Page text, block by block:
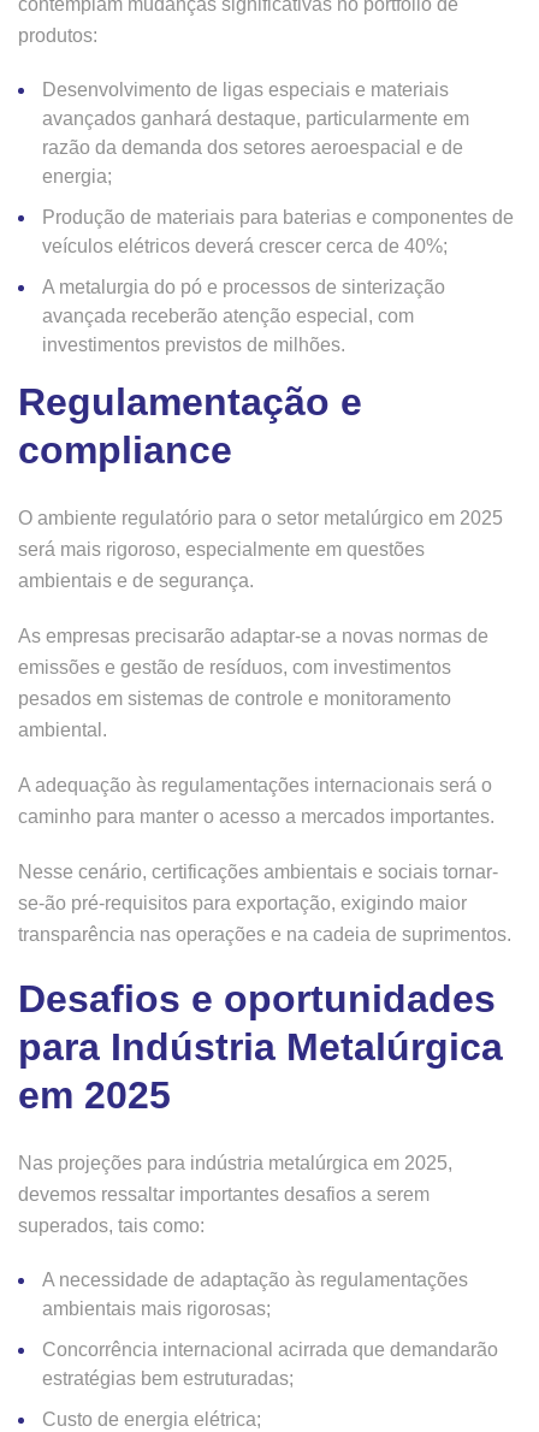
produtos:
Desenvolvimento de ligas especiais e materiais
avançados ganhará destaque, particularmente em
razão da demanda dos setores aeroespacial e de
energia;
Produção de materiais para baterias e componentes de
veículos elétricos deverá crescer cerca de 40%;
A metalurgia do pó e processos de sinterização
avançada receberão atenção especial, com
investimentos previstos de milhões.
Regulamentação e
compliance
O ambiente regulatório para o setor metalúrgico em 2025
será mais rigoroso, especialmente em questões
ambientais e de segurança.
As empresas precisarão adaptar-se a novas normas de
emissões e gestão de resíduos, com investimentos
pesados em sistemas de controle e monitoramento
ambiental.
A adequação às regulamentações internacionais será o
caminho para manter o acesso a mercados importantes.
Nesse cenário, certificações ambientais e sociais tornar-
se-ão pré-requisitos para exportação, exigindo maior
transparência nas operações e na cadeia de suprimentos.
Desafios e oportunidades
para Indústria Metalúrgica
em 2025
Nas projeções para indústria metalúrgica em 2025,
devemos ressaltar importantes desafios a serem
superados, tais como:
A necessidade de adaptação às regulamentações
ambientais mais rigorosas;
Concorrência internacional acirrada que demandarão
estratégias bem estruturadas;
Custo de energia elétrica;